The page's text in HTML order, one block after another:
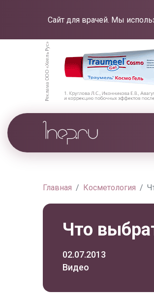
Сайт для врачей. Мы
Главная Косметология
Что
02.07.2013
Видео